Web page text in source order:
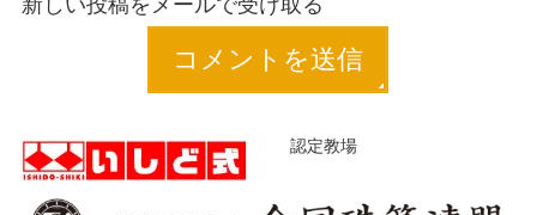
新しい投稿をメールで受け取る
認定教場